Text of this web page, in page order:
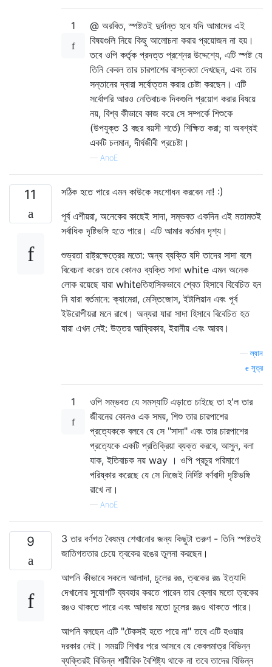
1
@ অরবিত, স্পষ্টতই দুর্দান্ত হবে যদি আমাদের এই
বিষয়গুলি নিয়ে কিছু আলোচনা করার প্রয়োজন না হয়।
তবে ওপি কর্তৃক প্রদত্ত প্রশ্নের উদ্দেশ্যে, এটি স্পষ্ট যে
তিনি কেবল তার চারপাশের বাস্তবতা দেখছেন, এবং তার
সন্তানের দ্বারা সর্বোত্তম করার চেষ্টা করছেন। এটি
সর্বোপরি আরও নেতিবাচক দিকগুলি প্রয়োগ করার বিষয়ে
নয়, বিশ্ব কীভাবে কাজ করে সে সম্পর্কে শিশুকে
(উপযুক্ত 3 বছর বয়সী শর্তে) শিক্ষিত করা; যা অবশ্যই
একটি চলমান, দীর্ঘজীবী প্রচেষ্টা।
— AnoE
11
সঠিক হতে পারে এমন কাউকে সংশোধন করবেন না! :)
পূর্ব এশীয়রা, অনেকের কাছেই সাদা, সম্ভবত একদিন এই মতামতই
সর্বাধিক দৃষ্টিভঙ্গি হতে পারে। এটি আমার বর্তমান দৃশ্য।
শুভ্রতা রাষ্ট্রক্ষেত্রের মতো: অন্য ব্যক্তি যদি তাদের সাদা বলে
বিবেচনা করেন তবে কোনও ব্যক্তি সাদা white এমন অনেক
লোক রয়েছে যারা whiteতিহাসিকভাবে শ্বেত হিসাবে বিবেচিত হন
নি যারা বর্তমানে: ক্যামেরা, মেস্তিজোস, ইটালিয়ান এবং পূর্ব
ইউরোপীয়রা মনে রাখে। অন্যরা যারা সাদা হিসাবে বিবেচিত হত
যারা এখন নেই: উত্তর আফ্রিকার, ইরানীয় এবং আরব।
—ল্যান
সূত্র
1
ওপি সম্ভবত যে সমস্যাটি এড়াতে চাইছে তা হ'ল তার
জীবনের কোনও এক সময়, শিশু তার চারপাশের
প্রত্যেককে বলবে যে সে "সাদা" এবং তার চারপাশের
প্রত্যেকে একটি প্রতিক্রিয়া ব্যক্ত করবে, আসুন, বলা
যাক, ইতিবাচক নয় way । ওপি প্রচুর পরিমাণে
পরিষ্কার করেছে যে সে নিজেই নির্দিষ্ট বর্ণবাদী দৃষ্টিভঙ্গি
রাখে না।
— AnoE
9
3 তার বর্ণগত বৈষম্য শেখানোর জন্য কিছুটা তরুণ - তিনি স্পষ্টতই
জাতিগততার চেয়ে ত্বকের রঙের তুলনা করছেন।
আপনি কীভাবে সকলে আলাদা, চুলের রঙ, ত্বকের রঙ ইত্যাদি
দেখানোর সুযোগটি ব্যবহার করতে পারেন তার ক্লোর মতো ত্বকের
রঙও থাকতে পারে এবং আভার মতো চুলের রঙও থাকতে পারে।
আপনি বলছেন এটি "টেকসই হতে পারে না" তবে এটি হওয়ার
দরকার নেই। সময়টি শিখার পরে আসবে যে কেবলমাত্র বিভিন্ন
ব্যক্তিরই বিভিন্ন শারীরিক বৈশিষ্ট্য থাকে না তবে তাদের বিভিন্ন